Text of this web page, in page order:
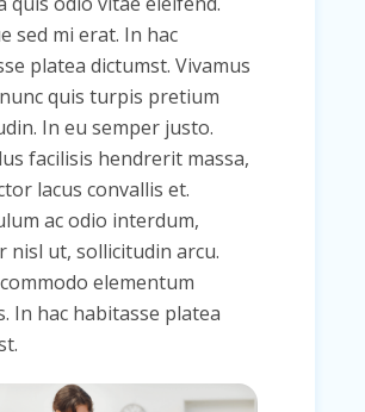
sed mi erat. In hac
platea dictumst. Vivamus
quis turpis pretium
In eu semper justo.
facilisis hendrerit massa,
lacus convallis et.
ac odio interdum,
nisl ut, sollicitudin arcu.
elementum
In hac habitasse platea